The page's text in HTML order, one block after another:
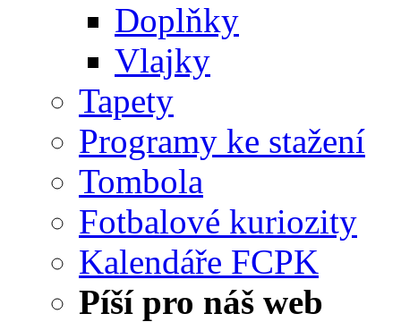
Doplňky
Vlajky
Tapety
Programy ke stažení
Tombola
Fotbalové kuriozity
Kalendáře FCPK
Píší pro náš web